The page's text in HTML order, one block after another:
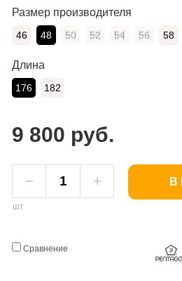
Размер производителя
46 48 50 52 54 56 58
Длина
176 182
9 800 руб.
шт
В
Сравнение